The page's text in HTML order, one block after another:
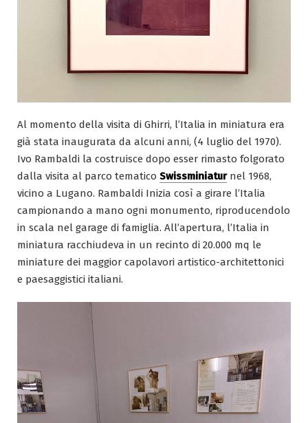
Al momento della visita di Ghirri, l’Italia in miniatura era
già stata inaugurata da alcuni anni, (4 luglio del 1970).
Ivo Rambaldi la costruisce dopo esser rimasto folgorato
dalla visita al parco tematico Swissminiaturnel 1968,
vicino a Lugano. Rambaldi Inizia così a girare l’Italia
campionando a mano ogni monumento, riproducendolo
in scala nel garage di famiglia. All’apertura, l’Italia in
miniatura racchiudeva in un recinto di 20.000 mq le
miniature dei maggior capolavori artistico-architettonici
e paesaggistici italiani.